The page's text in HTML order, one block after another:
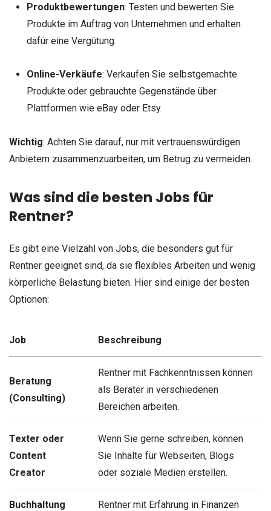
Produktbewertungen: Testen und bewerten Sie
Produkte im Auftrag von Unternehmen und erhalten
dafür eine Vergütung.
Online-Verkäufe: Verkaufen Sie selbstgemachte
Produkte oder gebrauchte Gegenstände über
Plattformen wie eBay oder Etsy.
Wichtig: Achten Sie darauf, nur mit vertrauenswürdigen
Anbietern zusammenzuarbeiten, um Betrug zu vermeiden.
Was sind die besten Jobs für
Rentner?
Es gibt eine Vielzahl von Jobs, die besonders gut für
Rentner geeignet sind, da sie flexibles Arbeiten und wenig
körperliche Belastung bieten. Hier sind einige der besten
Optionen:
Job Beschreibung
Beratung
(Consulting)
Rentner mit Fachkenntnissen können
als Berater in verschiedenen
Bereichen arbeiten.
Texter oder
Content
Creator
Wenn Sie gerne schreiben, können
Sie Inhalte für Webseiten, Blogs
oder soziale Medien erstellen.
Buchhaltung
Rentner mit Erfahrung in Finanzen